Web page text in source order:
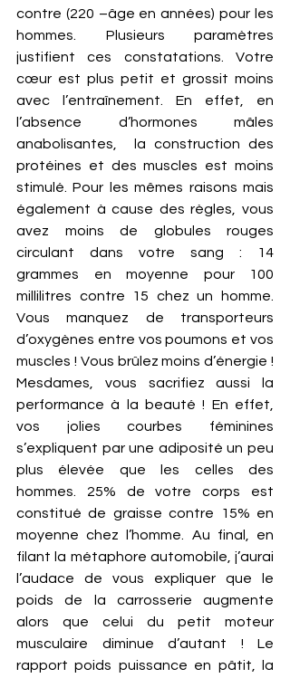
contre (220 –âge en années) pour les
hommes. Plusieurs paramètres
justifient ces constatations. Votre
cœur est plus petit et grossit moins
avec l’entraînement. En effet, en
l’absence d’hormones mâles
anabolisantes,  la construction des
protéines et des muscles est moins
stimulé. Pour les mêmes raisons mais
également à cause des règles, vous
avez moins de globules rouges
circulant dans votre sang : 14
grammes en moyenne pour 100
millilitres contre 15 chez un homme.
Vous manquez de transporteurs
d’oxygènes entre vos poumons et vos
muscles ! Vous brûlez moins d’énergie !
Mesdames, vous sacrifiez aussi la
performance à la beauté ! En effet,
vos jolies courbes féminines
s’expliquent par une adiposité un peu
plus élevée que les celles des
hommes. 25% de votre corps est
constitué de graisse contre 15% en
moyenne chez l’homme. Au final, en
filant la métaphore automobile, j’aurai
l’audace de vous expliquer que le
poids de la carrosserie augmente
alors que celui du petit moteur
musculaire diminue d’autant ! Le
rapport poids puissance en pâtit, la